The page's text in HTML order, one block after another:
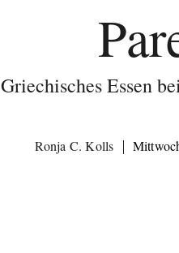
Griechisches Essen
Ronja C. Kolls